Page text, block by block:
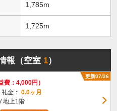
1,785m
1,725m
報（空室1）
更新07/26
費：4,000円）
礼金： 0.0ヶ月
地上1階